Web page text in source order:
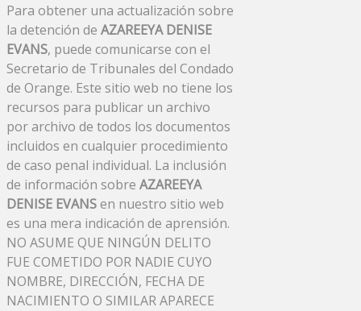
Para obtener una actualización sobre
la detención de AZAREEYA DENISE
EVANS, puede comunicarse con el
Secretario de Tribunales del Condado
de Orange. Este sitio web no tiene los
recursos para publicar un archivo
por archivo de todos los documentos
incluidos en cualquier procedimiento
de caso penal individual. La inclusión
de información sobre AZAREEYA
DENISE EVANSen nuestro sitio web
es una mera indicación de aprensión.
NO ASUME QUE NINGÚN DELITO
FUE COMETIDO POR NADIE CUYO
NOMBRE, DIRECCIÓN, FECHA DE
NACIMIENTO O SIMILAR APARECE